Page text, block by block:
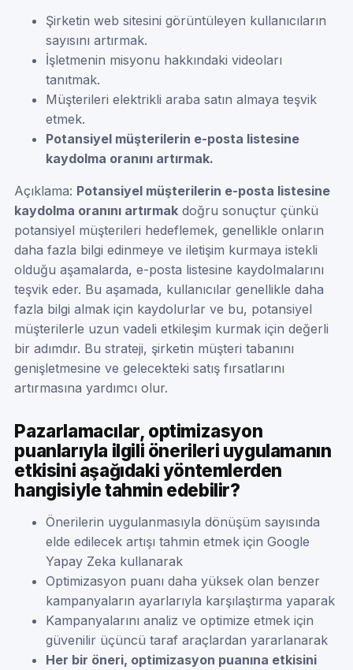
Şirketin web sitesini görüntüleyen kullanıcıların
sayısını artırmak.
İşletmenin misyonu hakkındaki videoları
tanıtmak.
Müşterileri elektrikli araba satın almaya teşvik
etmek.
Potansiyel müşterilerin e-posta listesine
kaydolma oranını artırmak.
Açıklama: Potansiyel müşterilerin e-posta listesine
kaydolma oranını artırmak doğru sonuçtur çünkü
potansiyel müşterileri hedeflemek, genellikle onların
daha fazla bilgi edinmeye ve iletişim kurmaya istekli
olduğu aşamalarda, e-posta listesine kaydolmalarını
teşvik eder. Bu aşamada, kullanıcılar genellikle daha
fazla bilgi almak için kaydolurlar ve bu, potansiyel
müşterilerle uzun vadeli etkileşim kurmak için değerli
bir adımdır. Bu strateji, şirketin müşteri tabanını
genişletmesine ve gelecekteki satış fırsatlarını
artırmasına yardımcı olur.
Pazarlamacılar, optimizasyon
puanlarıyla ilgili önerileri uygulamanın
etkisini aşağıdaki yöntemlerden
hangisiyle tahmin edebilir?
Önerilerin uygulanmasıyla dönüşüm sayısında
elde edilecek artışı tahmin etmek için Google
Yapay Zeka kullanarak
Optimizasyon puanı daha yüksek olan benzer
kampanyaların ayarlarıyla karşılaştırma yaparak
Kampanyalarını analiz ve optimize etmek için
güvenilir üçüncü taraf araçlardan yararlanarak
Her bir öneri, optimizasyon puanına etkisini